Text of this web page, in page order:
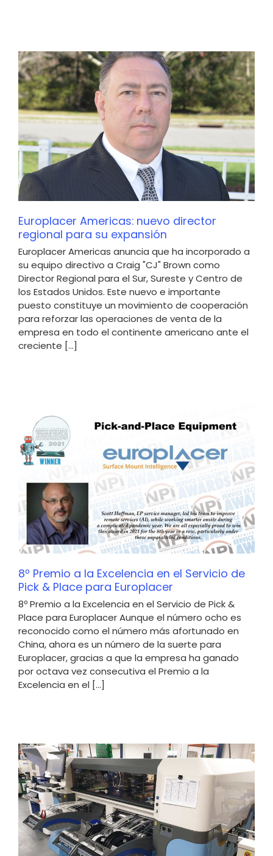
Europlacer Americas: nuevo director
regional para su expansión
Europlacer Americas anuncia que ha incorporado a
su equipo directivo a Craig "CJ" Brown como
Director Regional para el Sur, Sureste y Centro de
los Estados Unidos. Este nuevo e importante
puesto constituye un movimiento de cooperación
para reforzar las operaciones de venta de la
empresa en todo el continente americano ante el
creciente [...]
8º Premio a la Excelencia en el Servicio de
Pick & Place para Europlacer
8º Premio a la Excelencia en el Servicio de Pick &
Place para Europlacer Aunque el número ocho es
reconocido como el número más afortunado en
China, ahora es un número de la suerte para
Europlacer, gracias a que la empresa ha ganado
por octava vez consecutiva el Premio a la
Excelencia en el [...]